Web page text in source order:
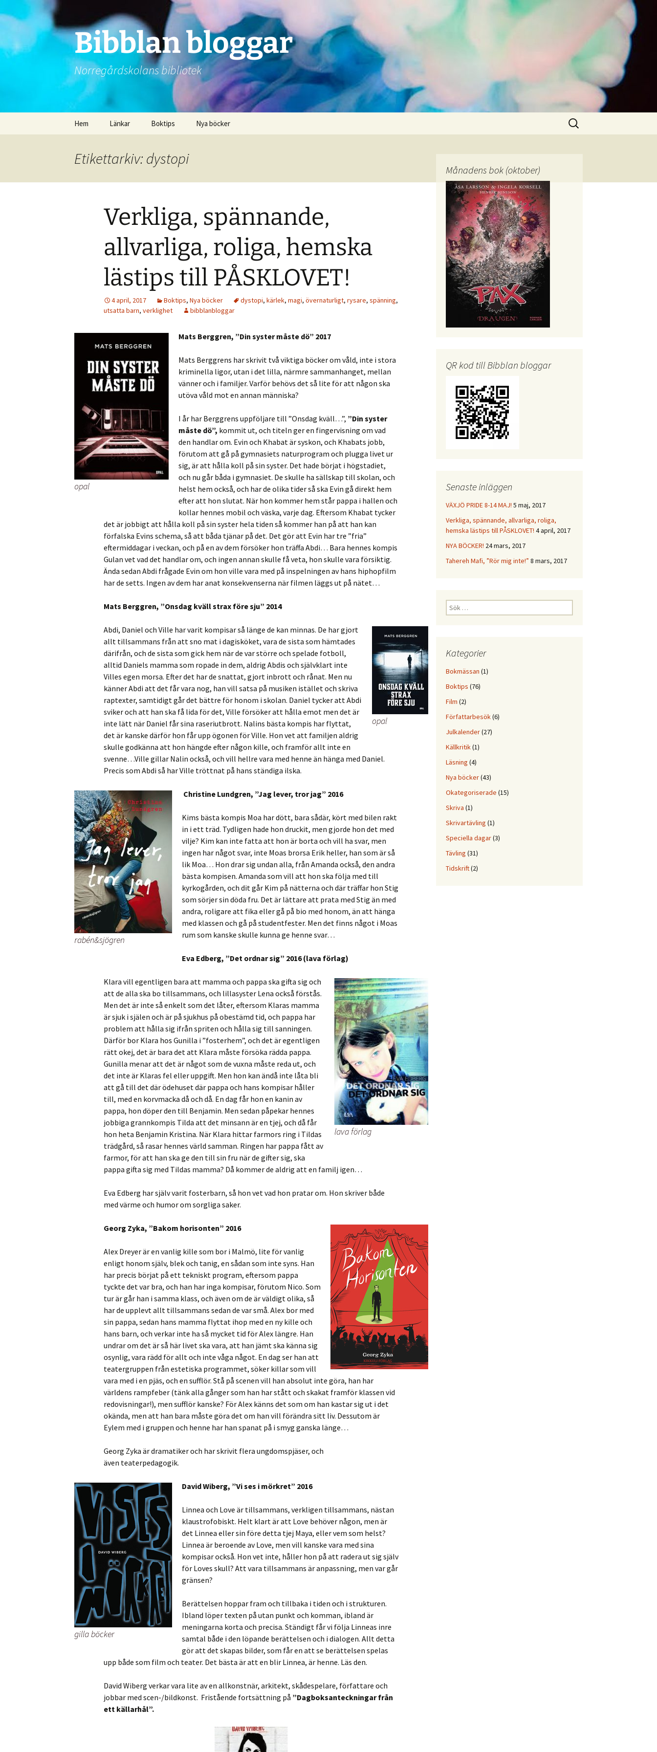
Bibblan bloggar
Norregårdskolans bibliotek
Hem Länkar Boktips Nya böcker
Sök
efter:
Etikettarkiv: dystopi
Verkliga, spännande,
allvarliga, roliga, hemska
lästips till PÅSKLOVET!
4 april, 2017 Boktips, Nya böcker dystopi, kärlek, magi, övernaturligt, rysare, spänning,
utsatta barn, verklighet bibblanbloggar
opal
Mats Berggren, ”Din syster måste dö” 2017
Mats Berggrens har skrivit två viktiga böcker om våld, inte i stora
kriminella ligor, utan i det lilla, närmre sammanhanget, mellan
vänner och i familjer. Varför behövs det så lite för att någon ska
utöva våld mot en annan människa?
I år har Berggrens uppföljare till ”Onsdag kväll…”, ”Din syster
måste dö”, kommit ut, och titeln ger en fingervisning om vad
den handlar om. Evin och Khabat är syskon, och Khabats jobb,
förutom att gå på gymnasiets naturprogram och plugga livet ur
sig, är att hålla koll på sin syster. Det hade börjat i högstadiet,
och nu går båda i gymnasiet. De skulle ha sällskap till skolan, och
helst hem också, och har de olika tider så ska Evin gå direkt hem
efter att hon slutat. När hon kommer hem står pappa i hallen och
kollar hennes mobil och väska, varje dag. Eftersom Khabat tycker
det är jobbigt att hålla koll på sin syster hela tiden så kommer han på att han kan
förfalska Evins schema, så att båda tjänar på det. Det gör att Evin har tre ”fria”
eftermiddagar i veckan, och på en av dem försöker hon träffa Abdi… Bara hennes kompis
Gulan vet vad det handlar om, och ingen annan skulle få veta, hon skulle vara försiktig.
Ända sedan Abdi frågade Evin om hon ville vara med på inspelningen av hans hiphopfilm
har de setts. Ingen av dem har anat konsekvenserna när filmen läggs ut på nätet…
Mats Berggren, ”Onsdag kväll strax före sju” 2014
opal
Abdi, Daniel och Ville har varit kompisar så länge de kan minnas. De har gjort
allt tillsammans från att sno mat i dagisköket, vara de sista som hämtades
därifrån, och de sista som gick hem när de var större och spelade fotboll,
alltid Daniels mamma som ropade in dem, aldrig Abdis och självklart inte
Villes egen morsa. Efter det har de snattat, gjort inbrott och rånat. Men nu
känner Abdi att det får vara nog, han vill satsa på musiken istället och skriva
raptexter, samtidigt går det bättre för honom i skolan. Daniel tycker att Abdi
sviker och att han ska få lida för det, Ville försöker att hålla emot men det är
inte lätt när Daniel får sina raseriutbrott. Nalins bästa kompis har flyttat,
det är kanske därför hon får upp ögonen för Ville. Hon vet att familjen aldrig
skulle godkänna att hon hängde efter någon kille, och framför allt inte en
svenne…Ville gillar Nalin också, och vill hellre vara med henne än hänga med Daniel.
Precis som Abdi så har Ville tröttnat på hans ständiga ilska.
rabén&sjögren
Christine Lundgren, ”Jag lever, tror jag” 2016
Kims bästa kompis Moa har dött, bara sådär, kört med bilen rakt
in i ett träd. Tydligen hade hon druckit, men gjorde hon det med
vilje? Kim kan inte fatta att hon är borta och vill ha svar, men
ingen har något svar, inte Moas brorsa Erik heller, han som är så
lik Moa… Hon drar sig undan alla, från Amanda också, den andra
bästa kompisen. Amanda som vill att hon ska följa med till
kyrkogården, och dit går Kim på nätterna och där träffar hon Stig
som sörjer sin döda fru. Det är lättare att prata med Stig än med
andra, roligare att fika eller gå på bio med honom, än att hänga
med klassen och gå på studentfester. Men det finns något i Moas
rum som kanske skulle kunna ge henne svar…
Eva Edberg, ”Det ordnar sig” 2016 (lava förlag)
lava förlag
Klara vill egentligen bara att mamma och pappa ska gifta sig och
att de alla ska bo tillsammans, och lillasyster Lena också förstås.
Men det är inte så enkelt som det låter, eftersom Klaras mamma
är sjuk i själen och är på sjukhus på obestämd tid, och pappa har
problem att hålla sig ifrån spriten och hålla sig till sanningen.
Därför bor Klara hos Gunilla i ”fosterhem”, och det är egentligen
rätt okej, det är bara det att Klara måste försöka rädda pappa.
Gunilla menar att det är något som de vuxna måste reda ut, och
det inte är Klaras fel eller uppgift. Men hon kan ändå inte låta bli
att gå till det där ödehuset där pappa och hans kompisar håller
till, med en korvmacka då och då. En dag får hon en kanin av
pappa, hon döper den till Benjamin. Men sedan påpekar hennes
jobbiga grannkompis Tilda att det minsann är en tjej, och då får
hon heta Benjamin Kristina. När Klara hittar farmors ring i Tildas
trädgård, så rasar hennes värld samman. Ringen har pappa fått av
farmor, för att han ska ge den till sin fru när de gifter sig, ska
pappa gifta sig med Tildas mamma? Då kommer de aldrig att en familj igen…
Eva Edberg har själv varit fosterbarn, så hon vet vad hon pratar om. Hon skriver både
med värme och humor om sorgliga saker.
Georg Zyka, ”Bakom horisonten” 2016
Alex Dreyer är en vanlig kille som bor i Malmö, lite för vanlig
enligt honom själv, blek och tanig, en sådan som inte syns. Han
har precis börjat på ett tekniskt program, eftersom pappa
tyckte det var bra, och han har inga kompisar, förutom Nico. Som
tur är går han i samma klass, och även om de är väldigt olika, så
har de upplevt allt tillsammans sedan de var små. Alex bor med
sin pappa, sedan hans mamma flyttat ihop med en ny kille och
hans barn, och verkar inte ha så mycket tid för Alex längre. Han
undrar om det är så här livet ska vara, att han jämt ska känna sig
osynlig, vara rädd för allt och inte våga något. En dag ser han att
teatergruppen från estetiska programmet, söker killar som vill
vara med i en pjäs, och en sufflör. Stå på scenen vill han absolut inte göra, han har
världens rampfeber (tänk alla gånger som han har stått och skakat framför klassen vid
redovisningar!), men sufflör kanske? För Alex känns det som om han kastar sig ut i det
okända, men att han bara måste göra det om han vill förändra sitt liv. Dessutom är
Eylem med i gruppen och henne har han spanat på i smyg ganska länge…
Georg Zyka är dramatiker och har skrivit flera ungdomspjäser, och
även teaterpedagogik.
gilla böcker
David Wiberg, ”Vi ses i mörkret” 2016
Linnea och Love är tillsammans, verkligen tillsammans, nästan
klaustrofobiskt. Helt klart är att Love behöver någon, men är
det Linnea eller sin före detta tjej Maya, eller vem som helst?
Linnea är beroende av Love, men vill kanske vara med sina
kompisar också. Hon vet inte, håller hon på att radera ut sig själv
för Loves skull? Att vara tillsammans är anpassning, men var går
gränsen?
Berättelsen hoppar fram och tillbaka i tiden och i strukturen.
Ibland löper texten på utan punkt och komman, ibland är
meningarna korta och precisa. Ständigt får vi följa Linneas inre
samtal både i den löpande berättelsen och i dialogen. Allt detta
gör att det skapas bilder, som får en att se berättelsen spelas
upp både som film och teater. Det bästa är att en blir Linnea, är henne. Läs den.
David Wiberg verkar vara lite av en allkonstnär, arkitekt, skådespelare, författare och
jobbar med scen-/bildkonst. Fristående fortsättning på ”Dagboksanteckningar från
ett källarhål”.
Månadens bok (oktober)
QR kod till Bibblan bloggar
Senaste inläggen
VÄXJÖ PRIDE 8-14 MAJ! 5 maj, 2017
Verkliga, spännande, allvarliga, roliga,
hemska lästips till PÅSKLOVET! 4 april, 2017
NYA BÖCKER! 24 mars, 2017
Tahereh Mafi, ”Rör mig inte!” 8 mars, 2017
Sök
efter:
Kategorier
Bokmässan (1)
Boktips (76)
Film (2)
Författarbesök(6)
Julkalender(27)
Källkritik(1)
Läsning (4)
Nya böcker(43)
Okategoriserade (15)
Skriva (1)
Skrivartävling (1)
Speciella dagar(3)
Tävling (31)
Tidskrift(2)